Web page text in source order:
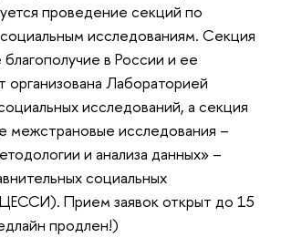
проведение секций по
исследованиям. Секция
в России и ее
организована Лабораторией
исследований, а секция
межстрановые исследования –
и анализа данных» –
социальных
Прием заявок открыт до 15
продлен!)